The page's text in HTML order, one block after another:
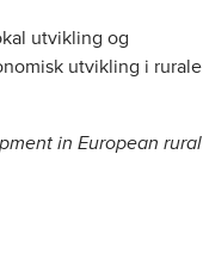
utvikling og
utvikling i rurale
in European rural